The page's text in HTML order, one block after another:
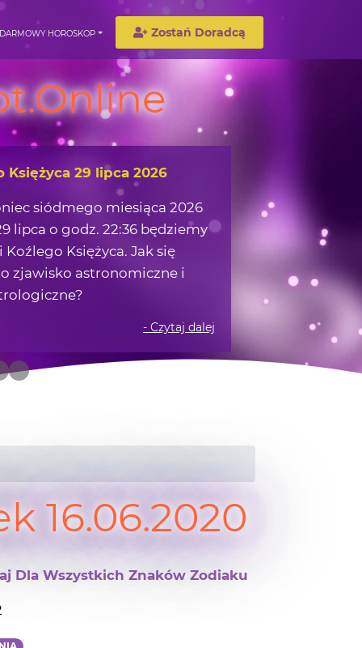
DARMOWY HOROSKOP Zostań Doradcą
Księżyca 29 lipca 2026
siódmego miesiąca 2026
lipca o godz. 22:36 będziemy
Koźlego Księżyca. Jak się
zjawisko astronomiczne i
- Czytaj dalej
16.06.2020
Dla Wszystkich Znaków Zodiaku